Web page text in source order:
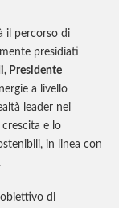
il percorso di
presidiati
Presidente
a livello
leader nei
e lo
in linea con
di